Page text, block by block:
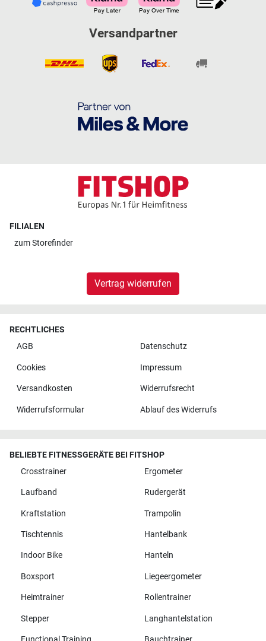
Versandpartner
FILIALEN
zumStorefinder
Vertrag widerrufen
RECHTLICHES
AGB
Datenschutz
Cookies Impressum
Versandkosten Widerrufsrecht
Widerrufsformular Ablauf des Widerrufs
BELIEBTE FITNESSGERÄTE BEI FITSHOP
Crosstrainer
Ergometer
Laufband Rudergerät
Kraftstation Trampolin
Tischtennis Hantelbank
Indoor Bike Hanteln
Boxsport Liegeergometer
Heimtrainer Rollentrainer
Stepper Langhantelstation